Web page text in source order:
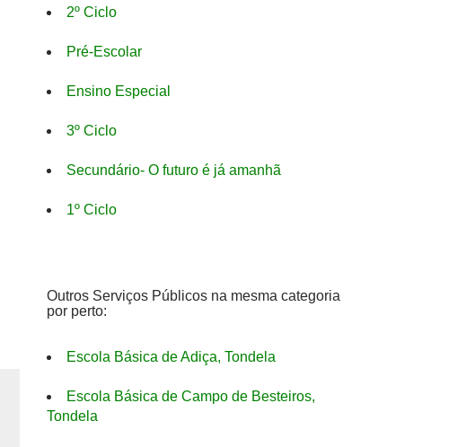
2º Ciclo
Pré-Escolar
Ensino Especial
3º Ciclo
Secundário- O futuro é já amanhã
1º Ciclo
Outros Serviços Públicos na mesma categoria
por perto:
Escola Básica de Adiça, Tondela
Escola Básica de Campo de Besteiros,
Tondela